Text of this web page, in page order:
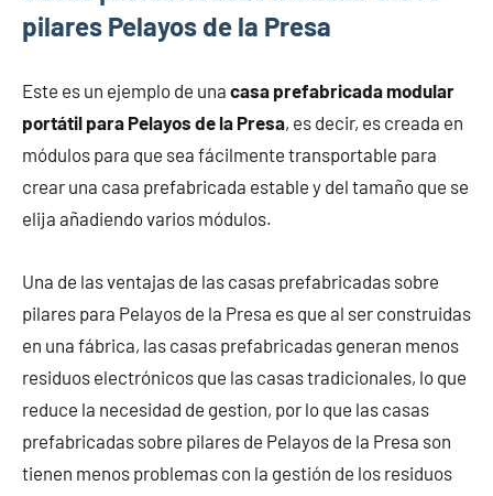
pilares Pelayos de la Presa
Este es un ejemplo de una casa prefabricada modular
portátil para Pelayos de la Presa, es decir, es creada en
módulos para que sea fácilmente transportable para
crear una casa prefabricada estable y del tamaño que se
elija añadiendo varios módulos.
Una de las ventajas de las casas prefabricadas sobre
pilares para Pelayos de la Presa es que al ser construidas
en una fábrica, las casas prefabricadas generan menos
residuos electrónicos que las casas tradicionales, lo que
reduce la necesidad de gestion, por lo que las casas
prefabricadas sobre pilares de Pelayos de la Presa son
tienen menos problemas con la gestión de los residuos